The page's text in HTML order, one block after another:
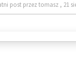
post przez tomasz , 21